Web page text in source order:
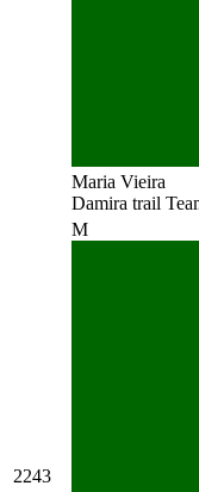
Maria Vieira
Damira trail
2243
M